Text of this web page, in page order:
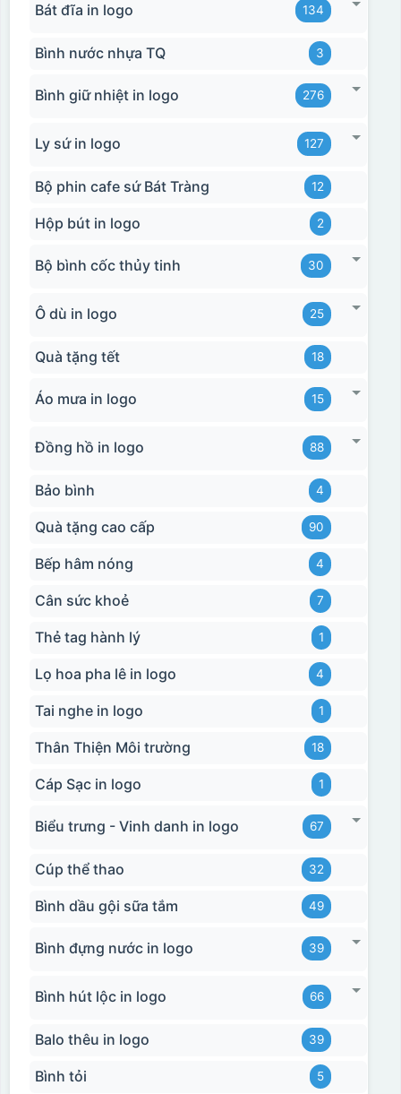
Bát đĩa in logo 134
Bình nước nhựa TQ 3
Bình giữ nhiệt in logo 276
Ly sứ in logo 127
Bộ phin cafe sứ Bát Tràng 12
Hộp bút in logo 2
Bộ bình cốc thủy tinh 30
Ô dù in logo 25
Quà tặng tết 18
Áo mưa in logo 15
Đồng hồ in logo 88
Bảo bình 4
Quà tặng cao cấp 90
Bếp hâm nóng 4
Cân sức khoẻ 7
Thẻ tag hành lý 1
Lọ hoa pha lê in logo 4
Tai nghe in logo 1
Thân Thiện Môi trường 18
Cáp Sạc in logo 1
Biểu trưng - Vinh danh in logo 67
Cúp thể thao 32
Bình dầu gội sữa tắm 49
Bình đựng nước in logo 39
Bình hút lộc in logo 66
Balo thêu in logo 39
Bình tỏi 5